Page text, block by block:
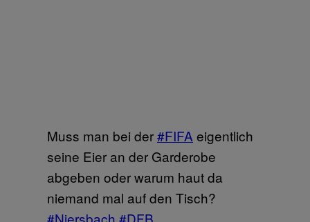
Muss man bei der#FIFA eigentlich
seine Eier an der Garderobe
abgeben oder warum haut da
niemand mal auf den Tisch?
#Niersbach #DFB